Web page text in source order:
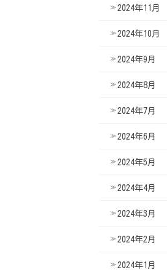
2024年11月
2024年10月
2024年9月
2024年8月
2024年7月
2024年6月
2024年5月
2024年4月
2024年3月
2024年2月
2024年1月